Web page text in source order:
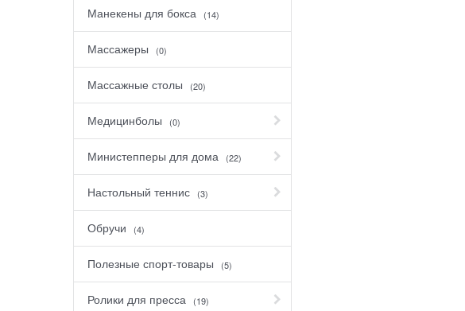
Манекены для бокса (14)
Массажеры (0)
Массажные столы (20)
Медицинболы (0)
Министепперы для дома (22)
Настольный теннис (3)
Обручи (4)
Полезные спорт-товары (5)
Ролики для пресса (19)